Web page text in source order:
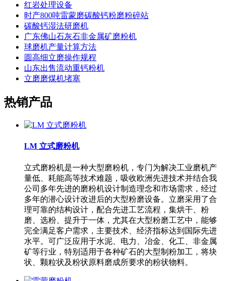
红岩处理设备
时产800吨雷蒙磨碳酸钙粉磨粉碎站
碳酸钙湿法研磨机
广东佛山石灰石非金属矿磨粉机
球磨机产量计算方法
圆高细立磨操作规程
山东出售流动重钙粉机
立磨磨煤机堵塞
热销产品
LM 立式磨粉机
立式磨粉机是一种大型磨粉机，专门为解决工业磨机产
量低、耗能高等技术难题，吸收欧洲先进技术并结合我
公司多年先进的磨粉机设计制造理念和市场需求，经过
多年的潜心设计改进后的大型粉磨设备。立磨采用了合
理可靠的结构设计，配合先进工艺流程，集烘干、粉
磨、选粉、提升于一体，尤其在大型粉磨工艺中，能够
完全满足客户需求，主要技术、经济指标达到国际先进
水平。可广泛应用于水泥、电力、冶金、化工、非金属
矿等行业，特别适用于各种矿石的大型制粉加工，将块
状、颗粒状及粉状原料磨成所要求的粉状物料。